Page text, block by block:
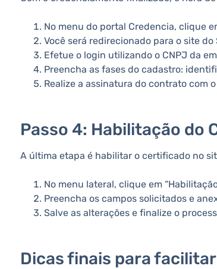
No menu do portal Credencia, clique
Você será redirecionado para o site do
Efetue o login utilizando o CNPJ da
Preencha as fases do cadastro:
Realize a assinatura do contrato com
Passo 4: Habilitação do
A última etapa é habilitar o certificado no
No menu lateral, clique em
Preencha os campos solicitados e
Salve as alterações e finalize o
Dicas finais para